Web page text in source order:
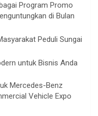
Program Promo
di Bulan
Peduli Sungai
untuk Bisnis Anda
Mercedes-Benz
Vehicle Expo